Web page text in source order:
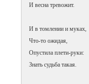
И весна тревожит.
И в томлении и муках,
Что-то ожидая,
Опустила плети-руки:
Знать судьба такая.